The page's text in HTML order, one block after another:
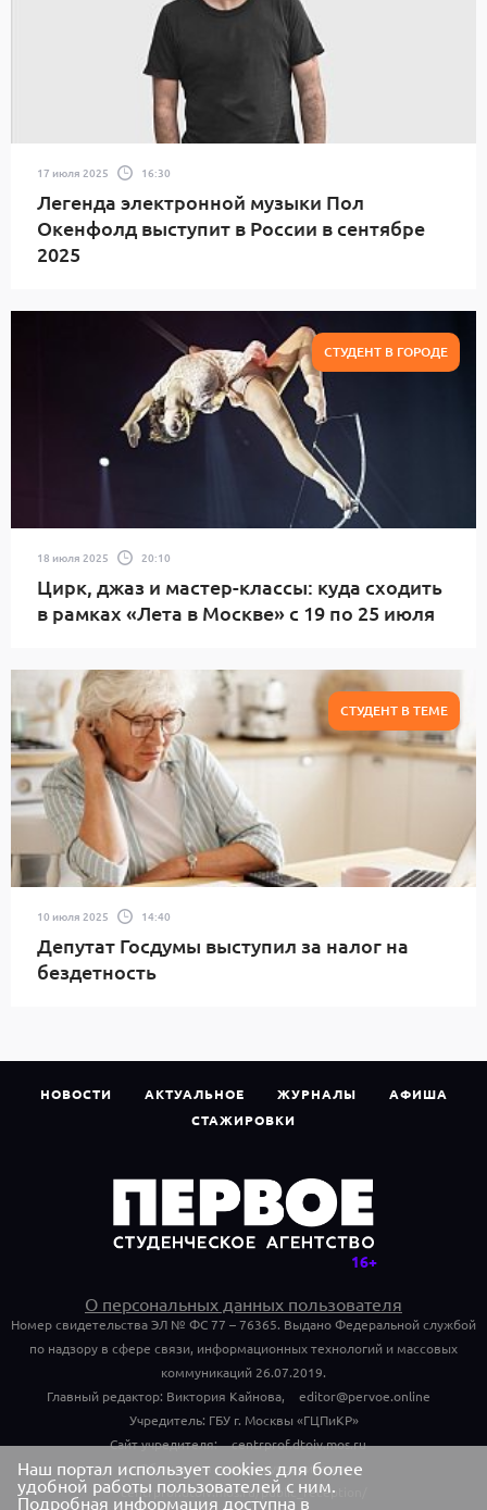
17 июля 2025 16:30
Легенда электронной музыки Пол
Окенфолд выступит в России в сентябре
2025
СТУДЕНТ В ГОРОДЕ
18 июля 2025 20:10
Цирк, джаз и мастер-классы: куда сходить
в рамках «Лета в Москве» с 19 по 25 июля
СТУДЕНТ В ТЕМЕ
10 июля 2025 14:40
Депутат Госдумы выступил за налог на
бездетность
НОВОСТИ АКТУАЛЬНОЕ ЖУРНАЛЫ
АФИША
СТАЖИРОВКИ
О персональных данных пользователя
Номер свидетельства ЭЛ № ФС 77 – 76365. Выдано Федеральной службой
по надзору в сфере связи, информационных технологий и массовых
коммуникаций 26.07.2019.
Главный редактор: Виктория Кайнова,
editor@pervoe.online
Учредитель: ГБУ г. Москвы «ГЦПиКР»
Сайт учредителя:
centrprof.dtoiv.mos.ru
Обращения граждан учредителю:
centrprof.dtoiv.mos.ru/public_reception/
Наш портал использует cookies для более
удобной работы пользователей с ним.
Подробная информация доступна в